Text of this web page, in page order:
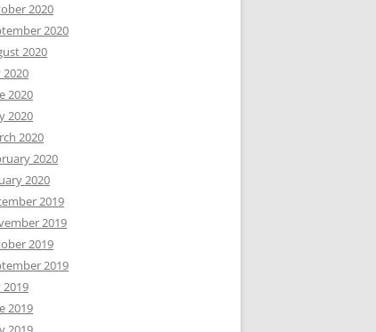
2020
2020
2020
2020
2020
2020
2020
2020
2020
2019
2019
2019
2019
2019
2019